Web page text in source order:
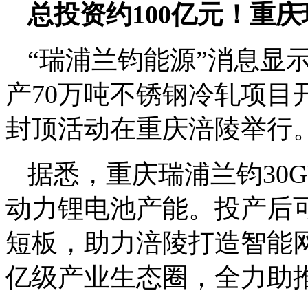
总投资约100亿元！重
“瑞浦兰钧能源”消息显
产70万吨不锈钢冷轧项目
封顶活动在重庆涪陵举行
据悉，重庆瑞浦兰钧
动力锂电池产能。投产后
短板，助力涪陵打造智能
亿级产业生态圈，全力助